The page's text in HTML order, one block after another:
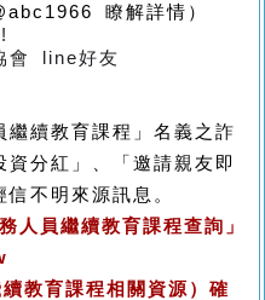
瞭解詳情）
會 line好友
繼續教育課程」名義之詐
分紅」、「邀請親友即
不明來源訊息。
人員繼續教育課程查詢」
育課程相關資源）確